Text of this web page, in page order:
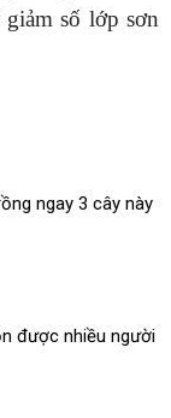
số lớp sơn
ngay 3 cây này
được nhiều người